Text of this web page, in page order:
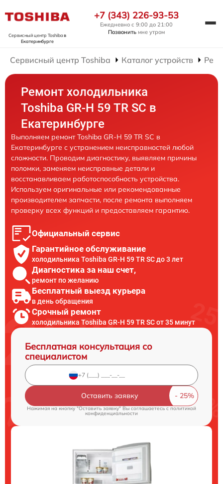
Сервисный центр Toshibaв
Екатеринбурге
+7 (343) 226-93-53
Ежедневно с 9:00 до 21:00
Позвонить мне утром
Сервисный центр Toshiba Каталог устройств
Ремонт холодильника
Toshiba GR-H 59 TR SC в
Екатеринбурге
Выполняем ремонт Toshiba GR-H 59 TR SC в
Екатеринбурге с устранением неисправностей любой
сложности. Проводим диагностику, выявляем причины
поломки, заменяем неисправные детали и
восстанавливаем работоспособность устройства.
Используем оригинальные или рекомендованные
производителем запчасти, после ремонта выполняем
проверку всех функций и предоставляем гарантию.
Официальный сервис
Гарантийное обслуживание
холодильника Toshiba GR-H 59 TR SC до 3 лет
Диагностика за наш счет,
ремонт по желанию
Бесплатный выезд курьера
в день обращения
Срочный ремонт
холодильника Toshiba GR-H 59 TR SC от 35 минут
Бесплатная консультация со
специалистом
Оставить заявку
Нажимая на кнопку "Оставить заявку" Вы соглашаетесь cполитикой
конфиденциальности